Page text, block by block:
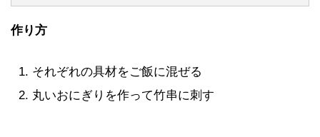
作り方
それぞれの具材をご飯に混ぜる
丸いおにぎりを作って竹串に刺す